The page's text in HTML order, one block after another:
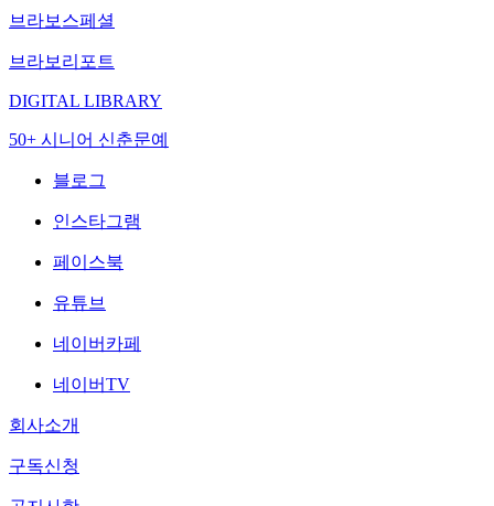
브라보스페셜
브라보리포트
DIGITAL LIBRARY
50+ 시니어 신춘문예
블로그
인스타그램
페이스북
유튜브
네이버카페
네이버TV
회사소개
구독신청